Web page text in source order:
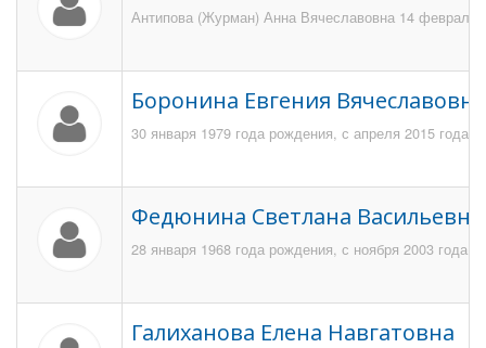
Антипова (Журман) Анна Вячеславовна 14 февраля
Боронина Евгения Вячеславовна
30 января 1979 года рождения, с апреля 2015 года
Федюнина Светлана Васильевна
28 января 1968 года рождения, с ноября 2003 года
Галиханова Елена Навгатовна